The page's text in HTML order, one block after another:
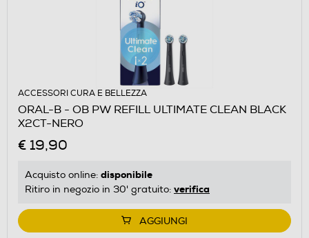
ACCESSORI CURA E BELLEZZA
ORAL-B - OB PW REFILL ULTIMATE CLEAN BLACK
X2CT-NERO
€ 19,90
Acquisto online: disponibile
Ritiro in negozio in 30' gratuito: verifica
AGGIUNGI